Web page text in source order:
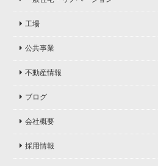
工場
公共事業
不動産情報
ブログ
会社概要
採用情報